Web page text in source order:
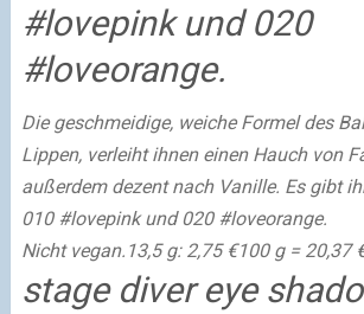
#lovepink und 020
#loveorange.
Die geschmeidige, weiche Formel des
Lippen, verleiht ihnen einen Hauch von
außerdem dezent nach Vanille. Es gibt
010 #lovepink und 020 #loveorange.
Nicht vegan. 13,5 g: 2,75 €100 g = 20,37
stage diver eye